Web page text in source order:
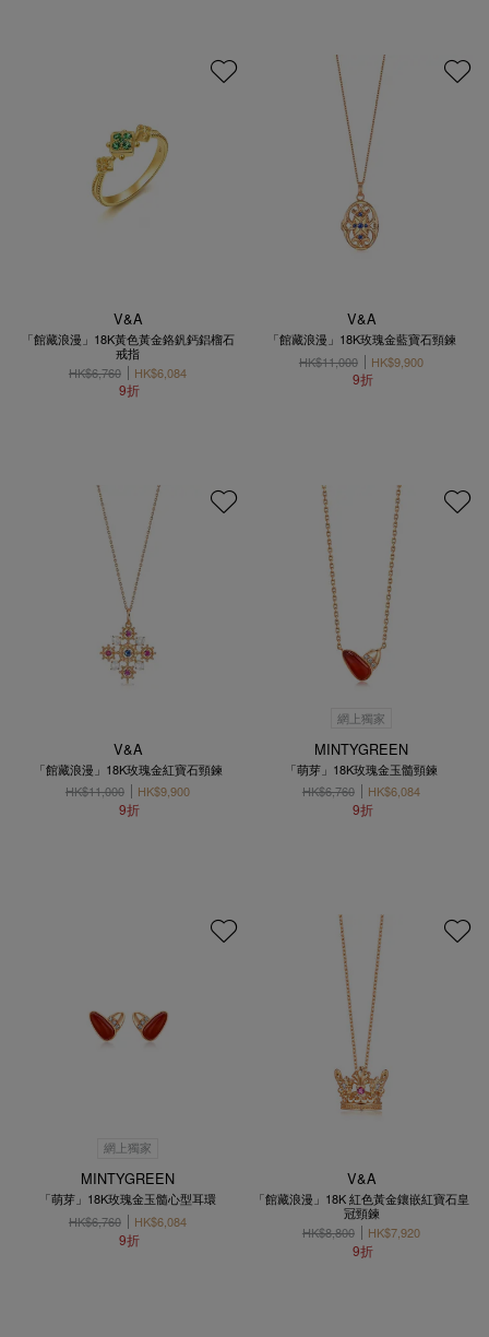
V&A
「館藏浪漫」18K黃色黃金鉻釩鈣鋁榴石
戒指
HK$6,760
HK$6,084
9折
V&A
「館藏浪漫」18K玫瑰金藍寶石頸鍊
HK$11,000
HK$9,900
9折
V&A
「館藏浪漫」18K玫瑰金紅寶石頸鍊
HK$11,000
HK$9,900
9折
網上獨家
MINTYGREEN
「萌芽」18K玫瑰金玉髓頸鍊
HK$6,760
HK$6,084
9折
網上獨家
MINTYGREEN
「萌芽」18K玫瑰金玉髓心型耳環
HK$6,760
HK$6,084
9折
V&A
「館藏浪漫」18K 紅色黃金鑲嵌紅寶石皇
冠頸鍊
HK$8,800
HK$7,920
9折